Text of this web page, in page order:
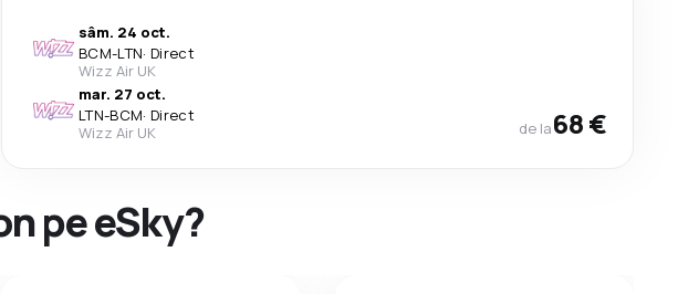
sâm. 24 oct.
BCM-LTN· Direct
Wizz Air UK
mar. 27 oct.
LTN-BCM· Direct
Wizz Air UK
de la68 €
pe eSky?